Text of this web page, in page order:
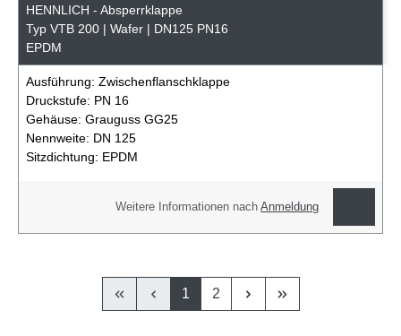
HENNLICH - Absperrklappe
Typ VTB 200 | Wafer | DN125 PN16
EPDM
Ausführung: Zwischenflanschklappe
Druckstufe: PN 16
Gehäuse: Grauguss GG25
Nennweite: DN 125
Sitzdichtung: EPDM
Weitere Informationen nachAnmeldung
1 2